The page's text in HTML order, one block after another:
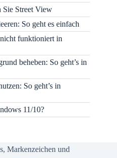
Sie Street View
So geht es einfach
funktioniert in
beheben: So geht’s in
So geht’s in
11/10?
Markenzeichen und